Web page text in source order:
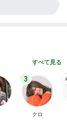
すべて見る
3
クロ